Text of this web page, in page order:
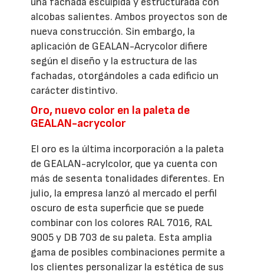
alcobas salientes. Ambos proyectos son de
nueva construcción. Sin embargo, la
aplicación de GEALAN-Acrycolor difiere
según el diseño y la estructura de las
fachadas, otorgándoles a cada edificio un
carácter distintivo.
Oro, nuevo color en la paleta de
GEALAN-acrycolor
El oro es la última incorporación a la paleta
de GEALAN-acrylcolor, que ya cuenta con
más de sesenta tonalidades diferentes. En
julio, la empresa lanzó al mercado el perfil
oscuro de esta superficie que se puede
combinar con los colores RAL 7016, RAL
9005 y DB 703 de su paleta. Esta amplia
gama de posibles combinaciones permite a
los clientes personalizar la estética de sus